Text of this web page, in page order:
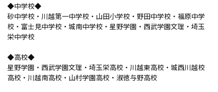
◆中学校◆
砂中学校・川越第一中学校・山田小学校・野田中学校・福原中学
校・富士見中学校・城南中学校・星野学園・西武学園文理・埼玉
栄中学校
◆高校◆
星野学園・西武学園文理・埼玉栄高校・川越東高校・城西川越校
高校・川越南高校・山村学園高校・淑徳与野高校